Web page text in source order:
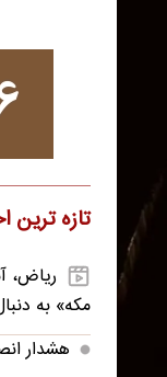
تازه ترین
ریاض،
مکه» به
هشدار